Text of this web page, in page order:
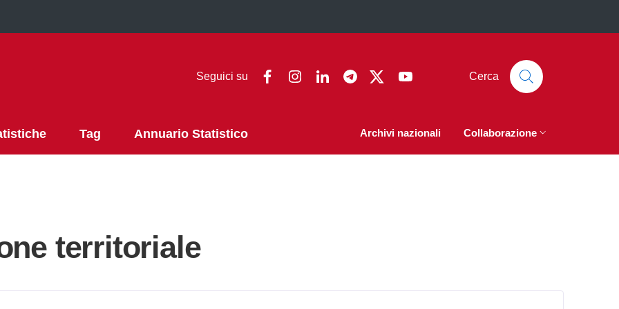
Seguici su FacebookInstagramLinkedinTelegram
Twitter Cerca
Tag Annuario Statistico Archivi nazionali Collaborazione
territoriale